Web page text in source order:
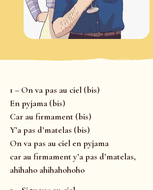
1 – On va pas au ciel (bis)
En pyjama (bis)
Car au firmament (bis)
Y’a pas d’matelas (bis)
On va pas au ciel en pyjama
car au firmament y’a pas d’matelas,
ahihaho ahihahohoho